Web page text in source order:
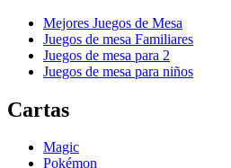
Mejores Juegos de Mesa
Juegos de mesa Familiares
Juegos de mesa para 2
Juegos de mesa para niños
Cartas
Magic
Pokémon